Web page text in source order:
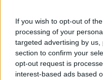
If you wish to opt-out of
processing of your
targeted advertising by
section to confirm your
opt-out request is
interest-based ads based
Η Chery επενδύει 75